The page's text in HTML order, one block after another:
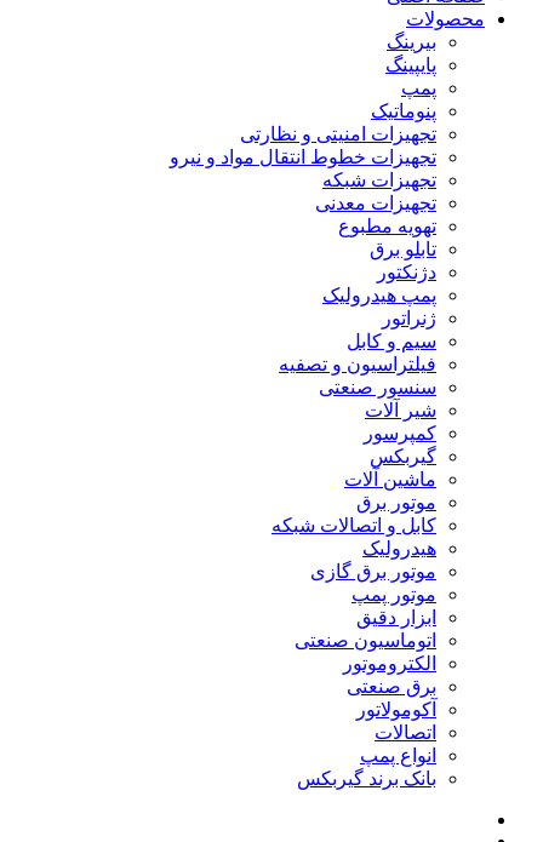
محصولات
بیرینگ
پایپینگ
پمپ
پنوماتیک
تجهیزات امنیتی و نظارتی
تجهیزات خطوط انتقال مواد و نیرو
تجهیزات شبکه
تجهیزات معدنی
تهویه مطبوع
تابلو برق
دژنکتور
پمپ هیدرولیک
ژنراتور
سیم و کابل
فیلتراسیون و تصفیه
سنسور صنعتی
شیر آلات
کمپرسور
گیربکس
ماشین آلات
موتور برق
کابل و اتصالات شبکه
هیدرولیک
موتور برق گازی
موتور پمپ
ابزار دقیق
اتوماسیون صنعتی
الکتروموتور
برق صنعتی
آکومولاتور
اتصالات
انواع پمپ
بانک برند گیربکس